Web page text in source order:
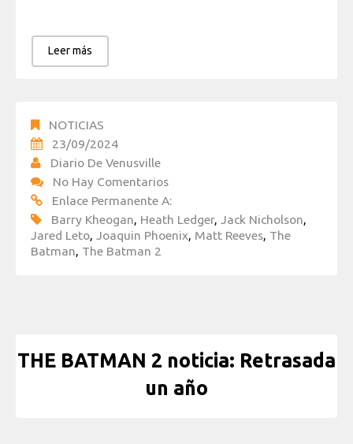
Leer más
NOTICIAS
23/09/2024
Diario De Venusville
No Hay Comentarios
Enlace Permanente A:
Barry Kheogan Heath Ledger, Jack Nicholson
Jared Leto
Joaquin Phoenix Matt Reeves The
Batman The Batman 2
THE BATMAN 2 noticia: Retrasada
un año